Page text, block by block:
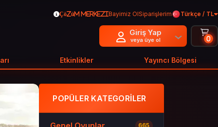
Çözüm MerkeziBayimiz OlSiparişlerim Türkçe / TL
Giriş Yap
veya üye ol 0
Etkinlikler Yayıncı Bölgesi
POPÜLER KATEGORILER
665